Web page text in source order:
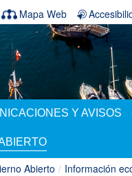
Mapa Web
Y AVISOS
Abierto / Información